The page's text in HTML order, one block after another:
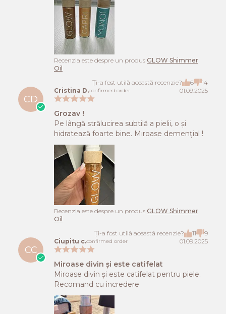
Recenzia este despre un produs GLOW Shimmer
Oil
Ți-a fost utilă această recenzie?
6 14
CD
Cristina D.confirmed order 01.09.2025
Grozav !
Pe lângă strălucirea subtilă a pielii, o și
hidratează foarte bine. Miroase demențial !
Recenzia este despre un produs GLOW Shimmer
Oil
Ți-a fost utilă această recenzie?
11 9
CC
Ciupitu c.confirmed order 01.09.2025
Miroase divin și este catifelat
Miroase divin și este catifelat pentru piele.
Recomand cu incredere